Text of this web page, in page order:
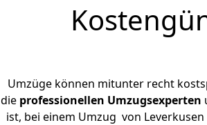
Umzüge können mitunter recht
die professionellen Umzugsexperten
ist, bei einem Umzug von